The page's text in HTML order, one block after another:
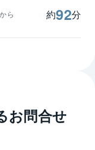
ら 約92分
お問合せ